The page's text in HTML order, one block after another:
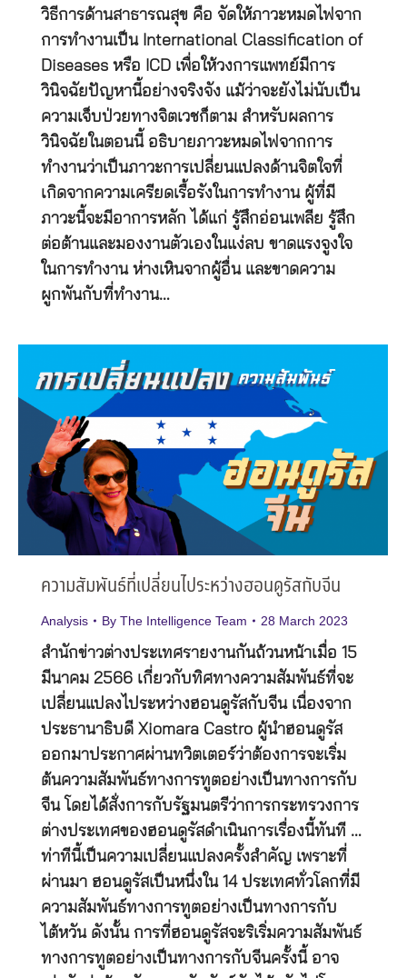
วิธีการด้านสาธารณสุข คือ จัดให้ภาวะหมดไฟจาก
การทำงานเป็น International Classification of
Diseases หรือ ICD เพื่อให้วงการแพทย์มีการ
วินิจฉัยปัญหานี้อย่างจริงจัง แม้ว่าจะยังไม่นับเป็น
ความเจ็บป่วยทางจิตเวชก็ตาม สำหรับผลการ
วินิจฉัยในตอนนี้ อธิบายภาวะหมดไฟจากการ
ทำงานว่าเป็นภาวะการเปลี่ยนแปลงด้านจิตใจที่
เกิดจากความเครียดเรื้อรังในการทำงาน ผู้ที่มี
ภาวะนี้จะมีอาการหลัก ได้แก่ รู้สึกอ่อนเพลีย รู้สึก
ต่อต้านและมองงานตัวเองในแง่ลบ ขาดแรงจูงใจ
ในการทำงาน ห่างเหินจากผู้อื่น และขาดความ
ผูกพันกับที่ทำงาน…
ความสัมพันธ์ที่เปลี่ยนไประหว่างฮอนดูรัสกับจีน
Analysis By The Intelligence Team 28 March 2023
สำนักข่าวต่างประเทศรายงานกันถ้วนหน้าเมื่อ 15
มีนาคม 2566 เกี่ยวกับทิศทางความสัมพันธ์ที่จะ
เปลี่ยนแปลงไประหว่างฮอนดูรัสกับจีน เนื่องจาก
ประธานาธิบดี Xiomara Castro ผู้นำฮอนดูรัส
ออกมาประกาศผ่านทวิตเตอร์ว่าต้องการจะเริ่ม
ต้นความสัมพันธ์ทางการทูตอย่างเป็นทางการกับ
จีน โดยได้สั่งการกับรัฐมนตรีว่าการกระทรวงการ
ต่างประเทศของฮอนดูรัสดำเนินการเรื่องนี้ทันที …
ท่าทีนี้เป็นความเปลี่ยนแปลงครั้งสำคัญ เพราะที่
ผ่านมา ฮอนดูรัสเป็นหนึ่งใน 14 ประเทศทั่วโลกที่มี
ความสัมพันธ์ทางการทูตอย่างเป็นทางการกับ
ไต้หวัน ดังนั้น การที่ฮอนดูรัสจะริเริ่มความสัมพันธ์
ทางการทูตอย่างเป็นทางการกับจีนครั้งนี้ อาจ